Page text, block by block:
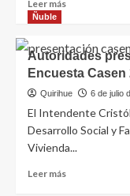
Leer más
Ñuble
Autoridades
Encuesta
Quirihue 6 de julio
El Intendente
Desarrollo Social y
Vivienda...
Leer más